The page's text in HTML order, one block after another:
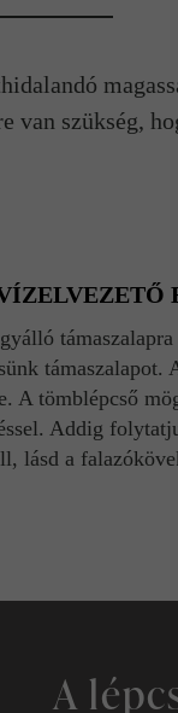
szükség,
A tömblépcső
Addig
lásd a
A